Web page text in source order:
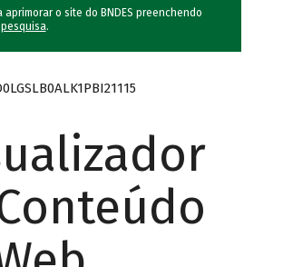
aprimorar o site do BNDES preenchendo
pesquisa.